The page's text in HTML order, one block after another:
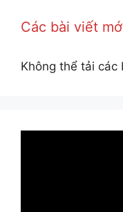
Các bài viết
Không thể tải các